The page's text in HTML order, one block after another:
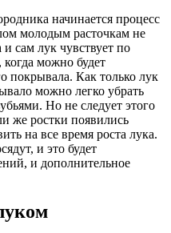
начинается процесс
молодым расточкам не
сам лук чувствует по
можно будет
покрывала. Как только лук
можно легко убрать
Но не следует этого
же ростки появились
на все время роста лука.
и это будет
и дополнительное